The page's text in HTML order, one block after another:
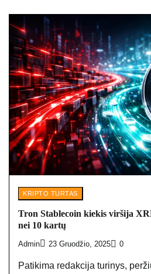
KRIPTO TURTAS
Tron Stablecoin kiekis viršija
nei 10 kartų
Admin 23 Gruodžio, 2025 0
Patikima redakcija turinys,